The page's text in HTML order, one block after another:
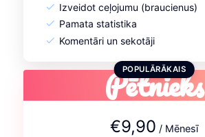
Izveidot ceļojumu (braucienus)
Pamata statistika
Komentāri un sekotāji
POPULĀRĀKAIS
Pētnieks
€9,90 / Mēnesī